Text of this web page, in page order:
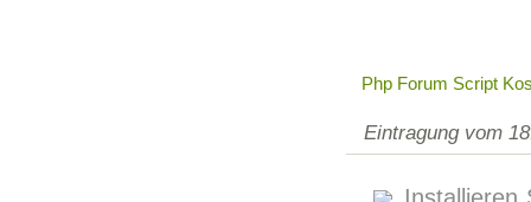
Php Forum Script
Eintragung vom